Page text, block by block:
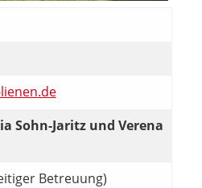
Sohn-Jaritz und Verena
Betreuung)